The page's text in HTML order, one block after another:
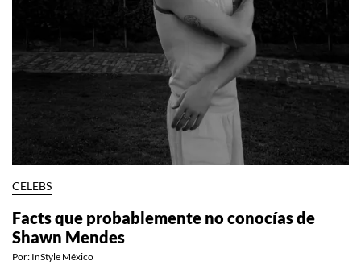
CELEBS
Facts que probablemente no conocías de
Shawn Mendes
Por: InStyle México